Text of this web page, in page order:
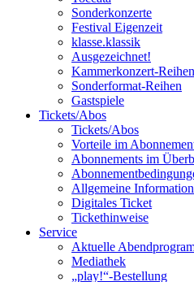
Sonderkonzerte
Festival Eigenzeit
klasse.klassik
Ausgezeichnet!
Kammerkonzert-Reihen
Sonderformat-Reihen
Gastspiele
Tickets/Abos
Tickets/Abos
Vorteile im
Abonnements im
Allgemeine
Digitales Ticket
Ticket­hinweise
Service
Aktuelle
Mediathek
„play!“-Bestellung